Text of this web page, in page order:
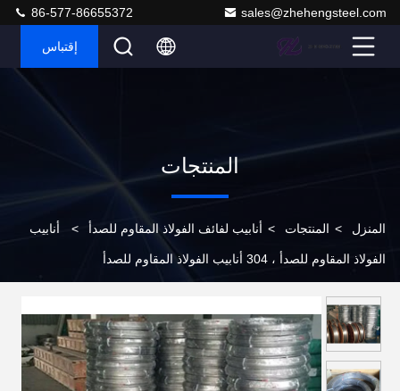
sales@zhehengsteel.com
86-577-86655372
إقتباس
المنتجات
المنزل > المنتجات > أنابيب لفائف الفولاذ المقاوم للصدأ > أنابيب
الفولاذ المقاوم للصدأ ، 304 أنابيب الفولاذ المقاوم للصدأ